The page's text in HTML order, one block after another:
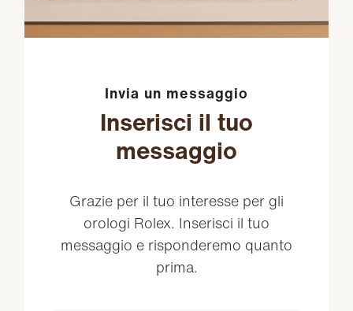
Invia un messaggio
Inserisci il tuo
messaggio
Grazie per il tuo interesse per gli
orologi Rolex. Inserisci il tuo
messaggio e risponderemo quanto
prima.